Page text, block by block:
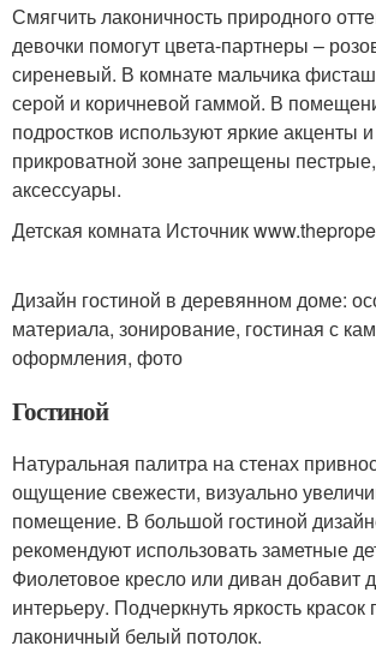
Смягчить лаконичность природного
девочки помогут цвета-партнеры –
сиреневый. В комнате мальчика
серой и коричневой гаммой. В
подростков используют яркие акценты
прикроватной зоне запрещены
аксессуары.
Детская комната Источник
Дизайн гостиной в деревянном доме:
материала, зонирование, гостиная с
оформления, фото
Гостиной
Натуральная палитра на стенах
ощущение свежести, визуально
помещение. В большой гостиной
рекомендуют использовать заметные
Фиолетовое кресло или диван добавит
интерьеру. Подчеркнуть яркость
лаконичный белый потолок.